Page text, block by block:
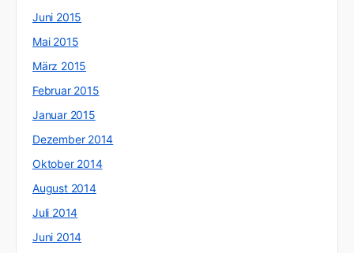
Juni 2015
Mai 2015
März 2015
Februar 2015
Januar 2015
Dezember 2014
Oktober 2014
August 2014
Juli 2014
Juni 2014